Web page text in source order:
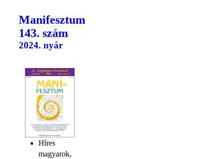
Manifesztum
143. szám
2024. nyár
Híres
magyarok,